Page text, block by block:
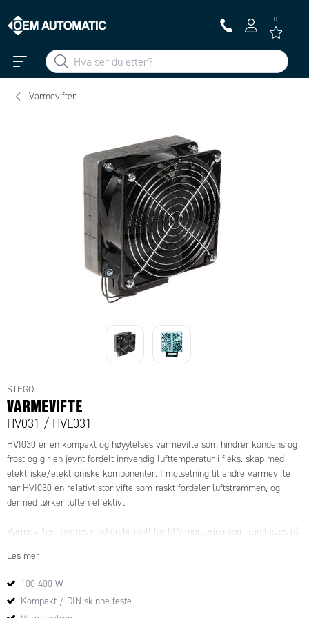
0
Varmevifter
STEGO
VARMEVIFTE
HV031 / HVL031
HVI030 er en kompakt og høyytelses varmevifte som hindrer kondens og
frost og gir en jevnt fordelt innvendig lufttemperatur i f.eks. skap med
elektriske/elektroniske komponenter. I motsetning til andre varmevifte
har HVI030 en relativt stor vifte som raskt fordeler luftstrømmen, og
dermed tørker luften effektivt.
Varmeviften leveres med en brakett for DIN-montering som kan festes på
braketten muliggjør rask og enkel montering av viften.
Varmeapparatet kan kjøpes uten vifte (HV030) dersom kjøper selv har
egne vifter.
Les mer
100-400 W
Kompakt / DIN-skinne feste